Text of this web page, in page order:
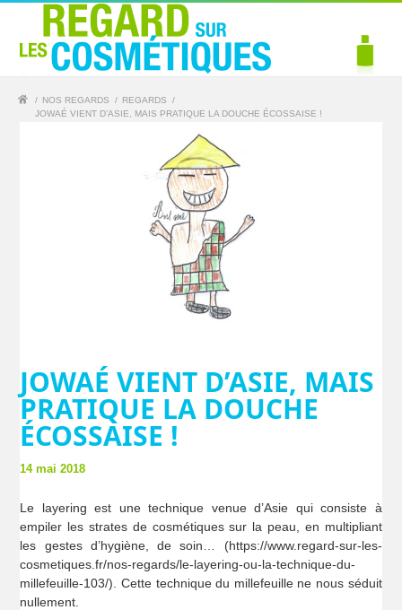
/ NOS REGARDS / REGARDS
/
JOWAÉ VIENT D’ASIE, MAIS PRATIQUE LA DOUCHE ÉCOSSAISE !
JOWAÉ VIENT D’ASIE, MAIS
PRATIQUE LA DOUCHE
ÉCOSSAISE !
14 mai 2018
Le layering est une technique venue d’Asie qui consiste à
empiler les strates de cosmétiques sur la peau, en multipliant
les gestes d’hygiène, de soin… (https://www.regard-sur-les-
cosmetiques.fr/nos-regards/le-layering-ou-la-technique-du-
millefeuille-103/). Cette technique du millefeuille ne nous séduit
nullement.